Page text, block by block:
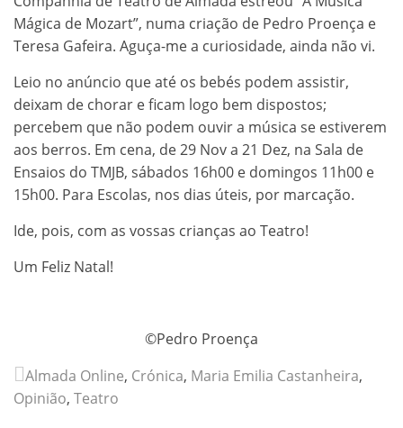
Mágica de Mozart”, numa criação de Pedro Proença e
Teresa Gafeira. Aguça-me a curiosidade, ainda não vi.
Leio no anúncio que até os bebés podem assistir,
deixam de chorar e ficam logo bem dispostos;
percebem que não podem ouvir a música se estiverem
aos berros. Em cena, de 29 Nov a 21 Dez, na Sala de
Ensaios do TMJB, sábados 16h00 e domingos 11h00 e
15h00. Para Escolas, nos dias úteis, por marcação.
Ide, pois, com as vossas crianças ao Teatro!
Um Feliz Natal!
©Pedro Proença
Almada Online, Crónica, Maria Emilia Castanheira,
Opinião, Teatro